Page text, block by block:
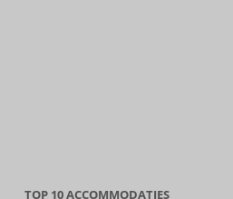
TOP 10 ACCOMMODATIES